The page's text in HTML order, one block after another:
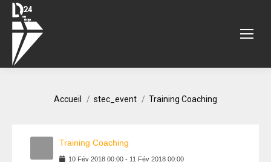
Accueil stec_event Training Coaching
Training Coaching
10 Fév 2018 00:00 - 11 Fév 2018 00:00